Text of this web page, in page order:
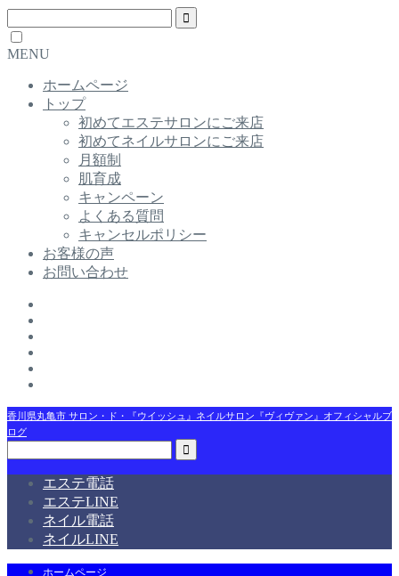
MENU
ホームページ
トップ
初めてエステサロンにご来店
初めてネイルサロンにご来店
月額制
肌育成
キャンペーン
よくある質問
キャンセルポリシー
お客様の声
お問い合わせ
香川県丸亀市 サロン・ド・『ウイッシュ』ネイルサロン『ヴィヴァン』オフィシャルブ
ログ
エステ電話
エステLINE
ネイル電話
ネイルLINE
ホームページ